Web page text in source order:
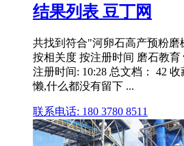
结果列表 豆丁网
共找到符合"河卵石高产预粉磨
按相关度 按注册时间 磨石教
注册时间: 10:28 总文档： 42
懒,什么都没有留下 ...
联系电话: 180 3780 8511